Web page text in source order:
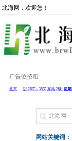
北海网，欢迎您！
广告位招租
网站关键词：